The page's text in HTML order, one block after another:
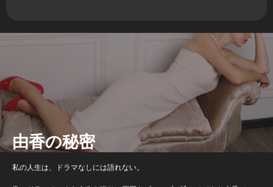
由香の秘密
私の人生は、ドラマなしには語れない。